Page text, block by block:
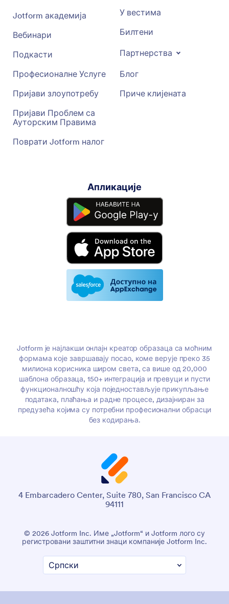
Jotform академија
Вебинари
Подкасти
Професионалне Услуге
Пријави злоупотребу
Пријави Проблем са
Ауторским Правима
Поврати Jotform налог
У вестима
Билтени
Партнерства
Блог
Приче клијената
Апликације
Jotform је најлакши онлајн креатор образаца са моћним
формама које завршавају посао, коме верује преко 35
милиона корисника широм света, са више од 20,000
шаблона образаца, 150+ интеграција и превуци и пусти
функционалношћу која поједностављује прикупљање
података, плаћања и радне процесе, дизајниран за
предузећа којима су потребни професионални обрасци
без кодирања.
4 Embarcadero Center, Suite 780, San Francisco CA
94111
© 2026 Jotform Inc. Име „Jotform“ и Jotform лого су
регистровани заштитни знаци компаније Jotform Inc.